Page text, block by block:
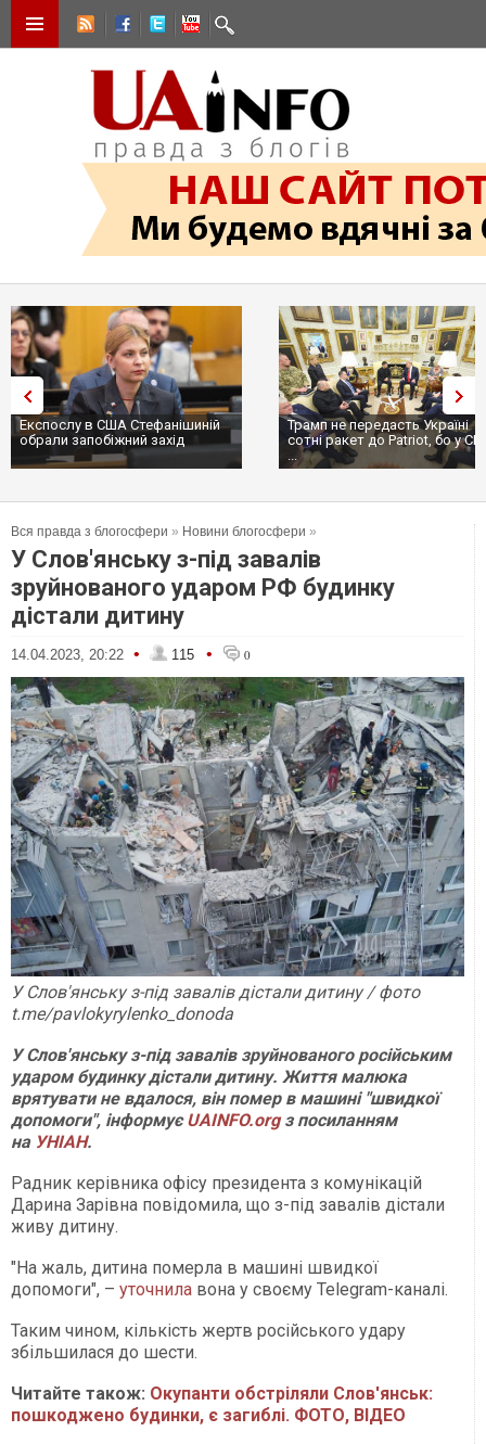
Експослу в США Стефанішиній
обрали запобіжний захід
Трамп не передасть Україні
сотні ракет до Patriot, бо у
...
Вся правда з блогосфери » Новини блогосфери »
У Слов'янську з-під завалів
зруйнованого ударом РФ будинку
дістали дитину
14.04.2023, 20:22 • 115 • 0
У Слов'янську з-під завалів дістали дитину / фото
t.me/pavlokyrylenko_donoda
У Слов'янську з-під завалів зруйнованого російським
ударом будинку дістали дитину. Життя малюка
врятувати не вдалося, він помер в машині "швидкої
допомоги", інформуєUAINFO.orgз посиланням
на УНІАН.
Радник керівника офісу президента з комунікацій
Дарина Зарівна повідомила, що з-під завалів дістали
живу дитину.
"На жаль, дитина померла в машині швидкої
допомоги", – уточнила вона у своєму Telegram-каналі.
Таким чином, кількість жертв російського удару
збільшилася до шести.
Читайте також: Окупанти обстріляли Слов'янськ:
пошкоджено будинки, є загиблі. ФОТО, ВІДЕО